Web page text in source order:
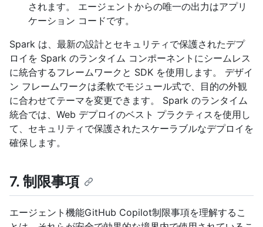
されます。 エージェントからの唯一の出力はアプリ
ケーション コードです。
Spark は、最新の設計とセキュリティで保護されたデプ
ロイを Spark のランタイム コンポーネントにシームレス
に統合するフレームワークと SDK を使用します。 デザイ
ン フレームワークは柔軟でモジュール式で、目的の外観
に合わせてテーマを変更できます。 Spark のランタイム
統合では、Web デプロイのベスト プラクティスを使用し
て、セキュリティで保護されたスケーラブルなデプロイを
確保します。
7. 制限事項
エージェント機能GitHub Copilot制限事項を理解するこ